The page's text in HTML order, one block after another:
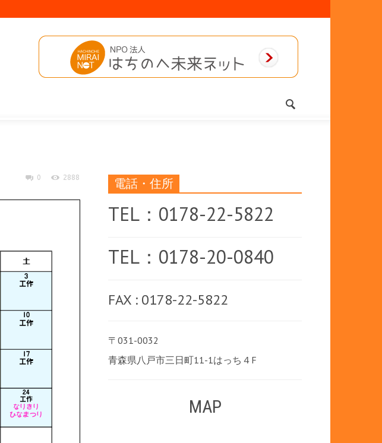
0 2888 電話・住所
TEL：0178-22-5822
TEL：0178-20-0840
FAX : 0178-22-5822
〒031-0032
青森県八戸市三日町11-1はっち４F
MAP